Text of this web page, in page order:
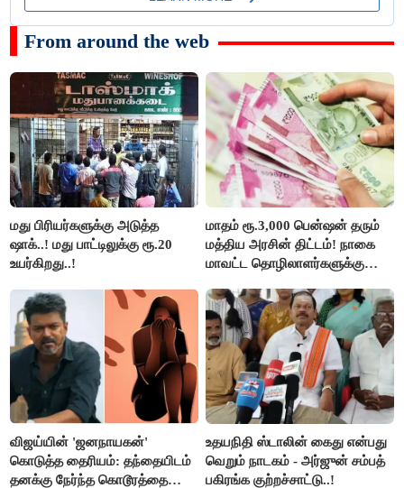
From around the web
மது பிரியர்களுக்கு அடுத்த
ஷாக்..! மது பாட்டிலுக்கு ரூ.20
உயர்கிறது..!
மாதம் ரூ.3,000 பென்ஷன் தரும்
மத்திய அரசின் திட்டம்! நாகை
மாவட்ட தொழிலாளர்களுக்கு
செய்தி!
விஜய்யின் 'ஜனநாயகன்'
கொடுத்த தைரியம்: தந்தையிடம்
தனக்கு நேர்ந்த கொடூரத்தை
உதயநிதி ஸ்டாலின் கைது என்பது
வெறும் நாடகம் - அர்ஜுன் சம்பத்
பகிரங்க குற்றச்சாட்டு..!